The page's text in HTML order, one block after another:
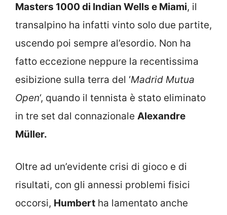
Masters 1000 di Indian Wells e Miami, il
transalpino ha infatti vinto solo due partite,
uscendo poi sempre al’esordio. Non ha
fatto eccezione neppure la recentissima
esibizione sulla terra del ‘Madrid Mutua
Open‘, quando il tennista è stato eliminato
in tre set dal connazionale Alexandre
Müller.
Oltre ad un’evidente crisi di gioco e di
risultati, con gli annessi problemi fisici
occorsi, Humbert ha lamentato anche